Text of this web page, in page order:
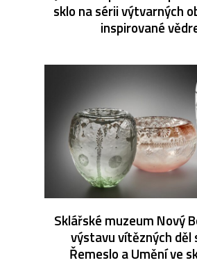
sklo na sérii výtvarných
inspirované
Sklářské muzeum Nový
výstavu vítězných děl
Řemeslo a Umění ve